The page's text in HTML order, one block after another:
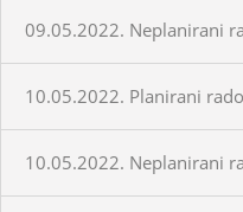
09.05.2022. Neplanirani
10.05.2022. Planirani
10.05.2022. Neplanirani